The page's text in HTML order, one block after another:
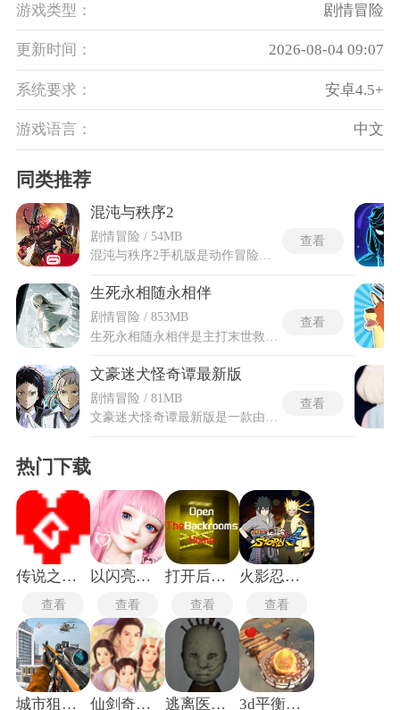
游戏类型： 剧情冒险
更新时间： 2026-08-04 09:07
系统要求： 安卓4.5+
游戏语言： 中文
同类推荐
混沌与秩序2
剧情冒险 / 54MB
查看
生死永相随永相伴
剧情冒险 / 853MB
查看
文豪迷犬怪奇谭最新版
剧情冒险 / 81MB
文豪迷犬怪奇谭最新版是一款由日本人气动漫《文豪野犬》正版授权改编的策略卡牌手游，完美融合了弹珠战斗与角色养成玩法。游戏不仅忠实还原了动画的经典剧情、角色形象及CV配音，还加入了大量原创故事线，让玩家在重温异能大战名场面的同时，体验全新的冒险篇章。玩家通过拖曳弹射的简易操作触发角色异能，如人间失格罗生门等华丽技能，在回合制战斗中对抗敌人，并享受Q版角色动态演出的独特战斗体验。
查看
热门下载
传说之下沃玛战
查看
以闪亮之名新马服
查看
打开后室归宿
查看
火影忍者究极风暴4手机版
查看
城市狙击行动 仙剑奇侠传1重制版 逃离医院联机版 3d平衡球手机版